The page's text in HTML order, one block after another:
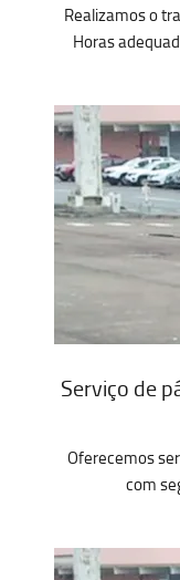
Realizamos o
Horas
Serviço de
Oferecemos
com